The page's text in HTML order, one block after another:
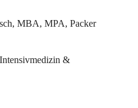
MBA, MPA, Packer
&